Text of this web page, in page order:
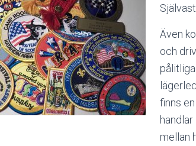
Även
och
finns
mellan